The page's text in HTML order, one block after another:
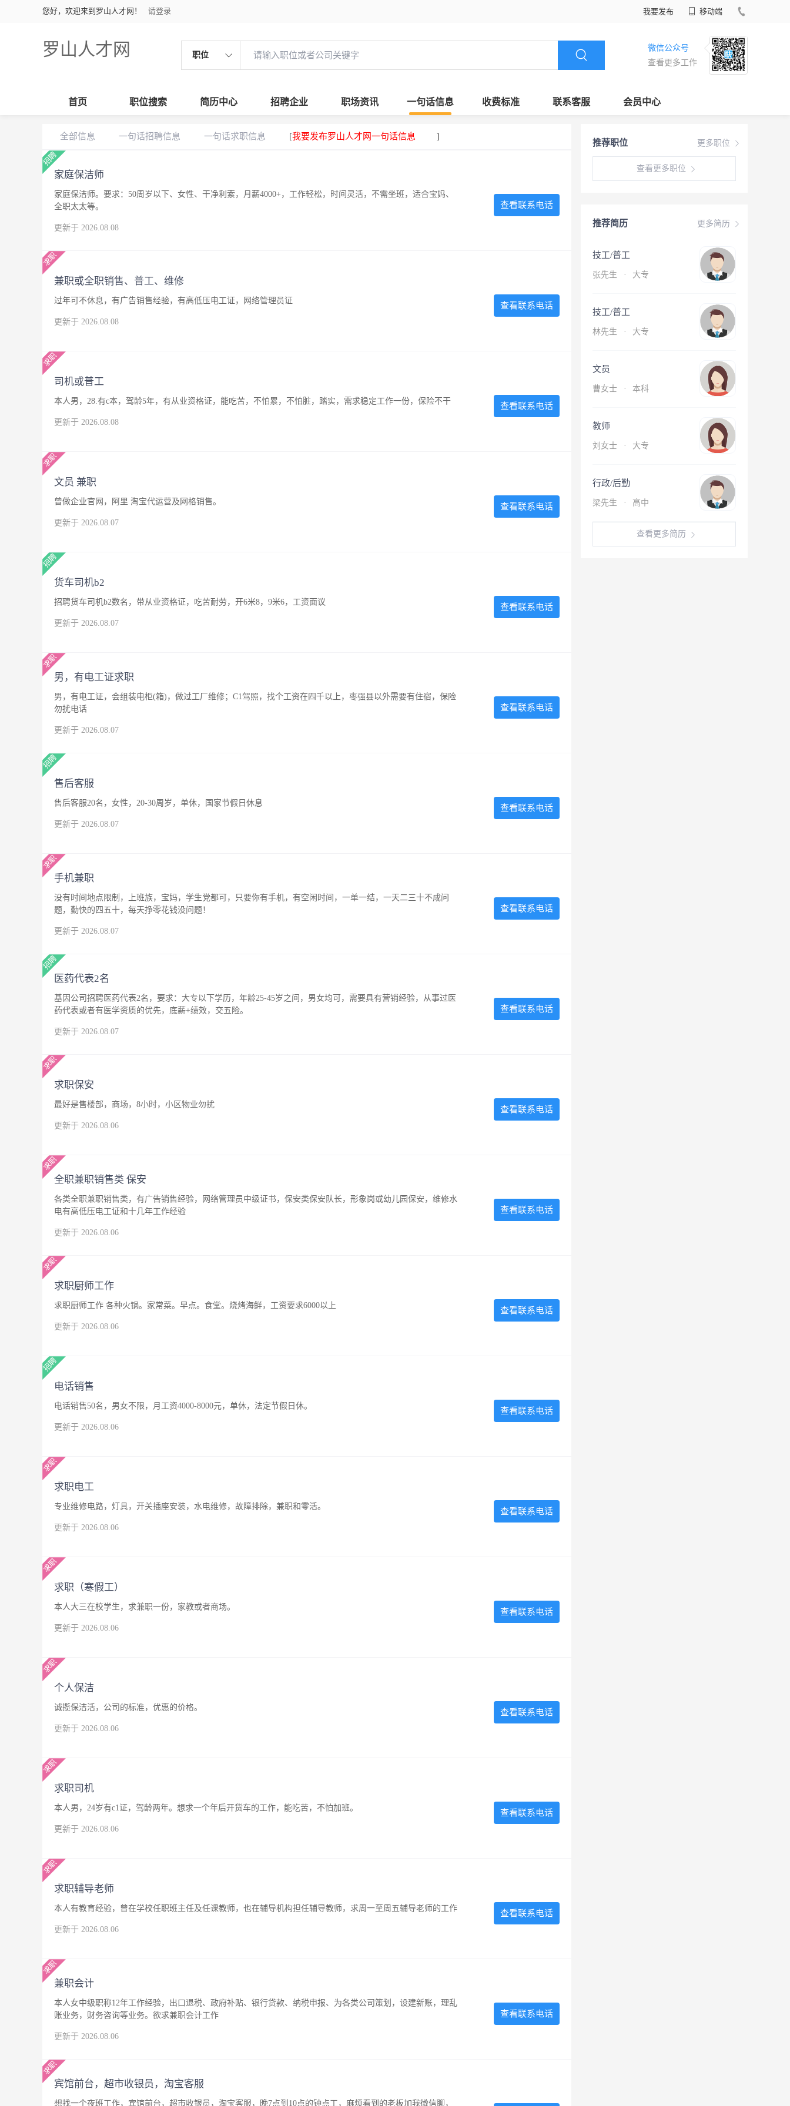
您好，欢迎来到罗山人才网！ 请登录 我要发布 移动端
罗山人才网 职位
微信公众号
查看更多工作
首页 职位搜索 简历中心 招聘企业 职场资讯 一句话信息 收费标准 联系客服 会员中心
更多职位
推荐职位
查看更多职位
更多简历
推荐简历
技工/普工
张先生 · 大专
技工/普工
林先生 · 大专
文员
曹女士 · 本科
教师
刘女士 · 大专
行政/后勤
梁先生 · 高中
查看更多简历
全部信息 一句话招聘信息 一句话求职信息 [我要发布罗山人才网一句话信息 ]
家庭保洁师
家庭保洁师。要求：50周岁以下、女性、干净利索，月薪4000+，工作轻松，时间灵活，不需坐班，适合宝妈、
全职太太等。
更新于 2026.08.08
查看联系电话
兼职或全职销售、普工、维修
过年可不休息，有广告销售经验，有高低压电工证，网络管理员证
更新于 2026.08.08
查看联系电话
司机或普工
本人男，28.有c本，驾龄5年，有从业资格证，能吃苦，不怕累，不怕脏，踏实，需求稳定工作一份，保险不干
更新于 2026.08.08
查看联系电话
文员 兼职
曾做企业官网，阿里 淘宝代运营及网格销售。
更新于 2026.08.07
查看联系电话
货车司机b2
招聘货车司机b2数名，带从业资格证，吃苦耐劳，开6米8，9米6，工资面议
更新于 2026.08.07
查看联系电话
男，有电工证求职
男，有电工证，会组装电柜(箱)，做过工厂维修；C1驾照，找个工资在四千以上，枣强县以外需要有住宿，保险
勿扰电话
更新于 2026.08.07
查看联系电话
售后客服
售后客服20名，女性，20-30周岁，单休，国家节假日休息
更新于 2026.08.07
查看联系电话
手机兼职
没有时间地点限制，上班族，宝妈，学生党都可，只要你有手机，有空闲时间，一单一结，一天二三十不成问
题，勤快的四五十，每天挣零花钱没问题！
更新于 2026.08.07
查看联系电话
医药代表2名
基因公司招聘医药代表2名，要求：大专以下学历，年龄25-45岁之间，男女均可，需要具有营销经验，从事过医
药代表或者有医学资质的优先，底薪+绩效，交五险。
更新于 2026.08.07
查看联系电话
求职保安
最好是售楼部，商场，8小时，小区物业勿扰
更新于 2026.08.06
查看联系电话
全职兼职销售类 保安
各类全职兼职销售类，有广告销售经验，网络管理员中级证书，保安类保安队长，形象岗或幼儿园保安，维修水
电有高低压电工证和十几年工作经验
更新于 2026.08.06
查看联系电话
求职厨师工作
求职厨师工作 各种火锅。家常菜。早点。食堂。烧烤海鲜，工资要求6000以上
更新于 2026.08.06
查看联系电话
电话销售
电话销售50名，男女不限，月工资4000-8000元，单休，法定节假日休。
更新于 2026.08.06
查看联系电话
求职电工
专业维修电路，灯具，开关插座安装，水电维修，故障排除，兼职和零活。
更新于 2026.08.06
查看联系电话
求职（寒假工）
本人大三在校学生，求兼职一份，家教或者商场。
更新于 2026.08.06
查看联系电话
个人保洁
诚揽保洁活，公司的标准，优惠的价格。
更新于 2026.08.06
查看联系电话
求职司机
本人男，24岁有c1证，驾龄两年。想求一个年后开货车的工作，能吃苦，不怕加班。
更新于 2026.08.06
查看联系电话
求职辅导老师
本人有教育经验，曾在学校任职班主任及任课教师，也在辅导机构担任辅导教师，求周一至周五辅导老师的工作
更新于 2026.08.06
查看联系电话
兼职会计
本人女中级职称12年工作经验，出口退税、政府补贴、银行贷款、纳税申报、为各类公司策划，设建新账，理乱
账业务，财务咨询等业务。欲求兼职会计工作
更新于 2026.08.06
查看联系电话
宾馆前台，超市收银员，淘宝客服
想找一个夜班工作，宾馆前台，超市收银员，淘宝客服，晚7点到10点的钟点工，麻烦看到的老板加我微信聊，